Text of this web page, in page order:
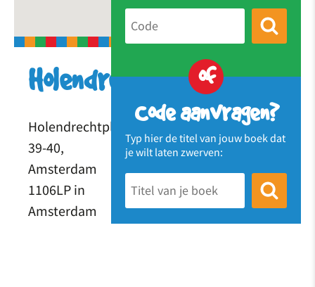
of
Code aanvragen?
Typ hier de titel van jouw boek dat
je wilt laten zwerven:
Holendrechtschool
Holendrechtplein
39-40,
Amsterdam
1106LP in
Amsterdam